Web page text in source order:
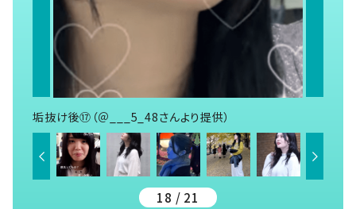
垢抜け後⑰（＠___5_48さんより提供）
18 / 21